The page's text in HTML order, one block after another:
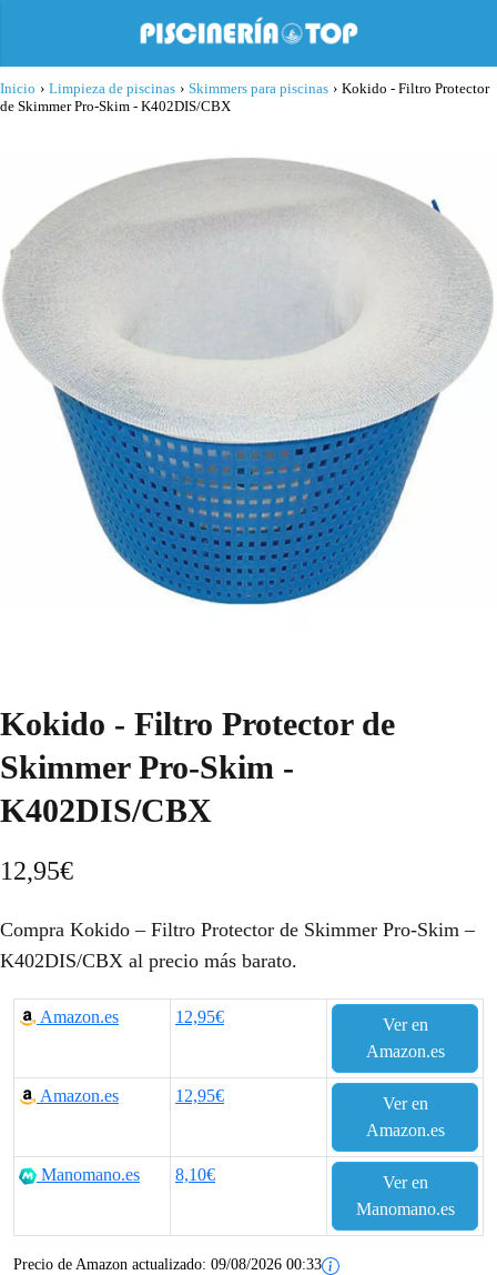
Inicio › Limpieza de piscinas › Skimmers para piscinas › Kokido - Filtro Protector
de Skimmer Pro-Skim - K402DIS/CBX
Kokido - Filtro Protector de
Skimmer Pro-Skim -
K402DIS/CBX
12,95€
Compra Kokido – Filtro Protector de Skimmer Pro-Skim –
K402DIS/CBX al precio más barato.
Amazon.es 12,95€
Ver en
Amazon.es
Amazon.es 12,95€
Ver en
Amazon.es
Manomano.es 8,10€
Ver en
Manomano.es
Precio de Amazon actualizado: 09/08/2026 00:33